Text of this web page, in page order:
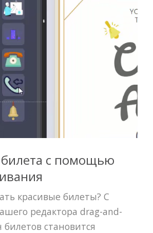
с помощью
красивые билеты? С
редактора drag-and-
становится